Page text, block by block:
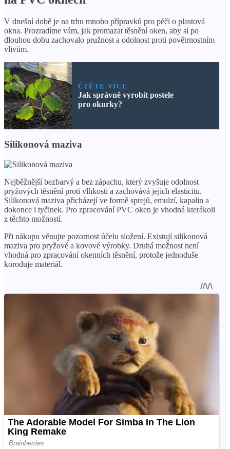
V dnešní době je na trhu mnoho přípravků pro péči o plastová
okna. Prozradíme vám, jak promazat těsnění oken, aby si po
dlouhou dobu zachovalo pružnost a odolnost proti povětrnostním
vlivům.
ČTĚTE VÍCE
Jak správně vyrobit postele
pro okurky?
Silikonová maziva
Nejběžnější bezbarvý a bez zápachu, který zvyšuje odolnost
pryžových těsnění proti vlhkosti a zachovává jejich elasticitu.
Silikonová maziva přicházejí ve formě sprejů, emulzí, kapalin a
dokonce i tyčinek. Pro zpracování PVC oken je vhodná kterákoli
z těchto možností.
Při nákupu věnujte pozornost účelu složení. Existují silikonová
maziva pro pryžové a kovové výrobky. Druhá možnost není
vhodná pro zpracování okenních těsnění, protože jednoduše
koroduje materiál.